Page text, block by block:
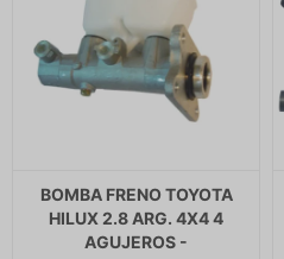
BOMBA FRENO TOYOTA
HILUX 2.8 ARG. 4X4 4
AGUJEROS -